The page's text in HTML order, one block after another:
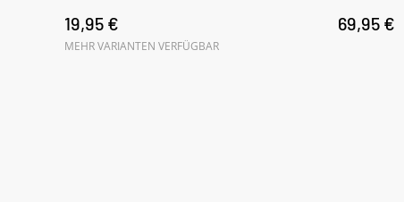
19,95 €
MEHR VARIANTEN VERFÜGBAR
69,95 €